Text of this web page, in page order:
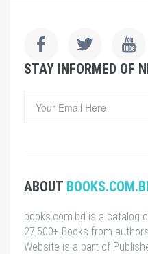
STAY INFORMED OF
ABOUT
books.com.bd is a catalog
27,500+ Books from
Website is a part of